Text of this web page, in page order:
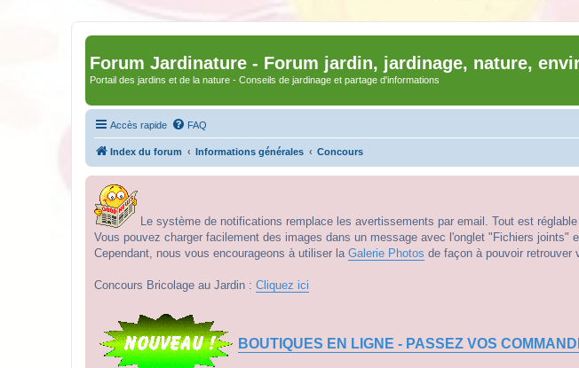
Forum Jardinature - Forum jardin, jardinage, nature,
Portail des jardins et de la nature - Conseils de jardinage et partage d'informations
Accès rapide FAQ
Index du forum Informations générales Concours
Le système de notifications remplace les avertissements par email. Tout est réglable
Vous pouvez charger facilement des images dans un message avec l'onglet "Fichiers joints"
Cependant, nous vous encourageons à utiliser la Galerie Photos de façon à pouvoir retrouver
Concours Bricolage au Jardin : Cliquez ici
BOUTIQUES EN LIGNE - PASSEZ VOS